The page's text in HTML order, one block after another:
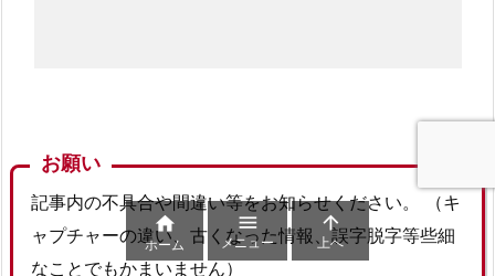
お願い
記事内の不具合や間違い等をお知らせください。 （キ
ャプチャーの違い、古くなった情報、誤字脱字等些細
なことでもかまいません）

ホーム

メニュー

上へ